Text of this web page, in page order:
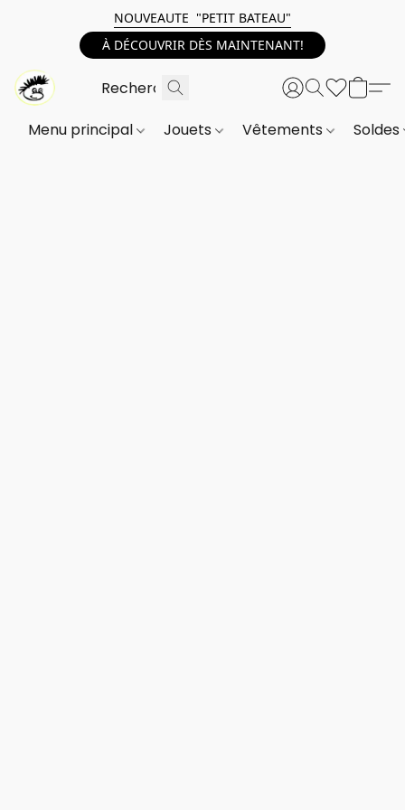
NOUVEAUTE "PETIT BATEAU"
À DÉCOUVRIR DÈS MAINTENANT!
Menu principal Jouets Vêtements Soldes